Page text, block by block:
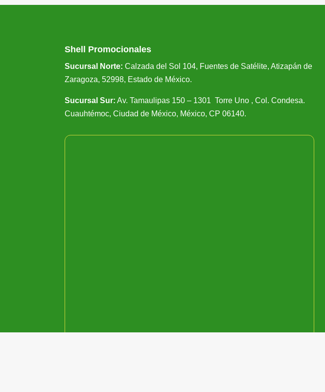
Shell Promocionales
Sucursal Norte: Calzada del Sol 104, Fuentes de Satélite, Atizapán de
Zaragoza, 52998, Estado de México.
Sucursal Sur: Av. Tamaulipas 150 – 1301 Torre Uno , Col. Condesa.
Cuauhtémoc, Ciudad de México, México, CP 06140.